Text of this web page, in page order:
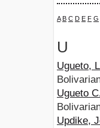
A B C D E F G
U
Ugueto,
Ugueto
Updike,